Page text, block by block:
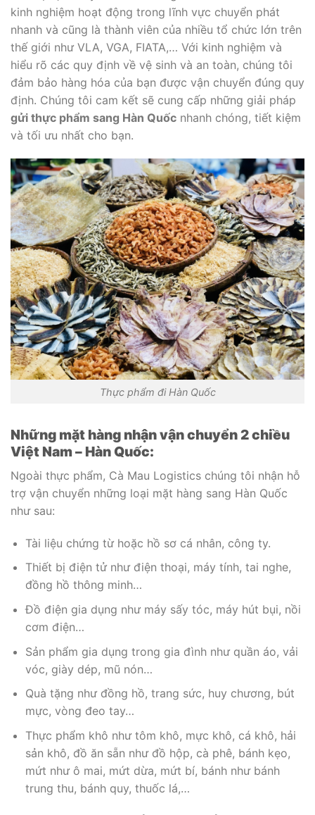
kinh nghiệm hoạt động trong lĩnh vực chuyển phát
nhanh và cũng là thành viên của nhiều tổ chức lớn trên
thế giới như VLA, VGA, FIATA,… Với kinh nghiệm và
hiểu rõ các quy định về vệ sinh và an toàn, chúng tôi
đảm bảo hàng hóa của bạn được vận chuyển đúng quy
định. Chúng tôi cam kết sẽ cung cấp những giải pháp
gửi thực phẩm sang Hàn Quốc nhanh chóng, tiết kiệm
và tối ưu nhất cho bạn.
Thực phẩm đi Hàn Quốc
Những mặt hàng nhận vận chuyển 2 chiều
Việt Nam – Hàn Quốc:
Ngoài thực phẩm, Cà Mau Logistics chúng tôi nhận hỗ
trợ vận chuyển những loại mặt hàng sang Hàn Quốc
như sau:
Tài liệu chứng từ hoặc hồ sơ cá nhân, công ty.
Thiết bị điện tử như điện thoại, máy tính, tai nghe,
đồng hồ thông minh…
Đồ điện gia dụng như máy sấy tóc, máy hút bụi, nồi
cơm điện…
Sản phẩm gia dụng trong gia đình như quần áo, vải
vóc, giày dép, mũ nón…
Quà tặng như đồng hồ, trang sức, huy chương, bút
mực, vòng đeo tay…
Thực phẩm khô như tôm khô, mực khô, cá khô, hải
sản khô, đồ ăn sẵn như đồ hộp, cà phê, bánh kẹo,
mứt như ô mai, mứt dừa, mứt bí, bánh như bánh
trung thu, bánh quy, thuốc lá,…